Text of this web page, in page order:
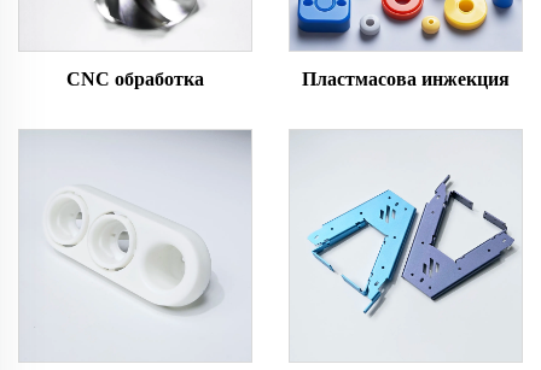
CNC обработка Пластмасова инжекция